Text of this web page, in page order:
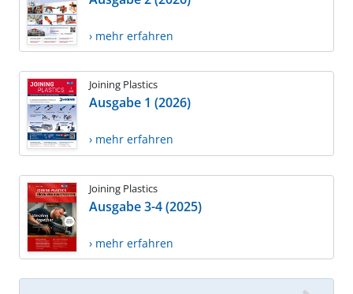
› mehr erfahren
Joining Plastics
Ausgabe 1 (2026)
› mehr erfahren
Joining Plastics
Ausgabe 3-4 (2025)
› mehr erfahren